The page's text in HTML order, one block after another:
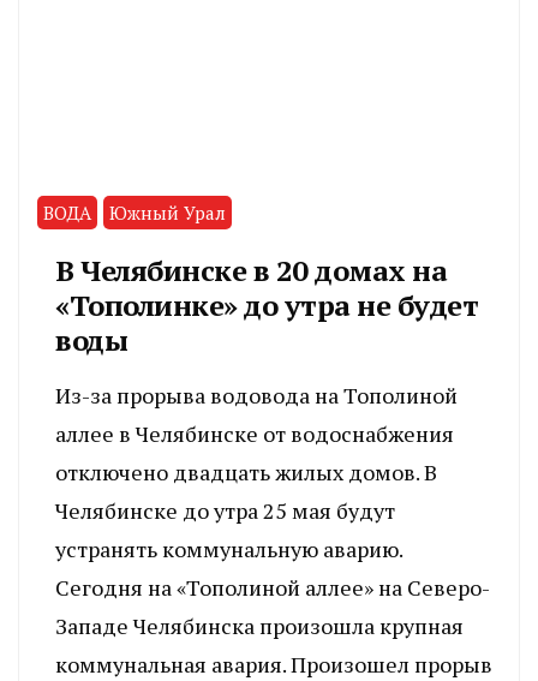
ВОДА Южный Урал
В Челябинске в 20 домах на
«Тополинке» до утра не будет
воды
Из-за прорыва водовода на Тополиной
аллее в Челябинске от водоснабжения
отключено двадцать жилых домов. В
Челябинске до утра 25 мая будут
устранять коммунальную аварию.
Сегодня на «Тополиной аллее» на Северо-
Западе Челябинска произошла крупная
коммунальная авария. Произошел прорыв